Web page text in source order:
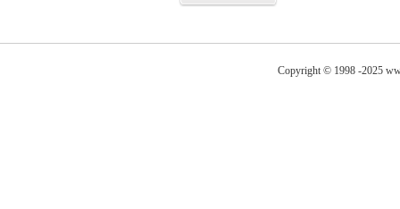
Copyright © 1998 -2025